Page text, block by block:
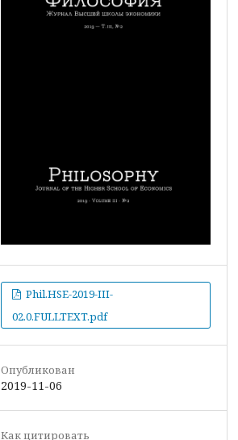
Phil.HSE-2019-III-
02.0.FULLTEXT.pdf
Опубликован
2019-11-06
Как цитировать